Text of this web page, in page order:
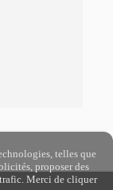
telles que
proposer des
Merci de cliquer